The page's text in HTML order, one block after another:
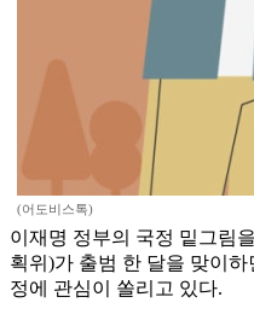
(어도비스톡)
이재명 정부의 국정 밑그림
획위)가 출범 한 달을 맞이
정에 관심이 쏠리고 있다.